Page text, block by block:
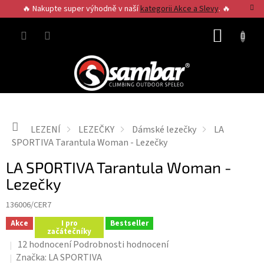
na
obsah
🔥 Nakupte super výhodně v našíkategorii Akce a Slevy. 🔥
Domů
LEZENÍ LEZEČKY Dámské lezečky
LA
SPORTIVA Tarantula Woman - Lezečky
LA SPORTIVA Tarantula Woman -
Lezečky
136006/CER7
Akce I pro
začátečníky
Bestseller
Průměrné
hodnocení
12 hodnocení Podrobnosti hodnocení
Značka: LA SPORTIVA